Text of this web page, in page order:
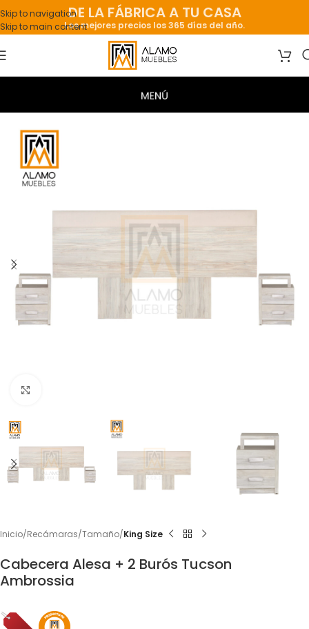
Skip to navigation
Skip to main content
DE LA FÁBRICA A TU CASA
Los mejores precios los 365 días del año.
Inicio Recámaras Tamaño King Size
Cabecera Alesa + 2 Burós Tucson
Ambrossia